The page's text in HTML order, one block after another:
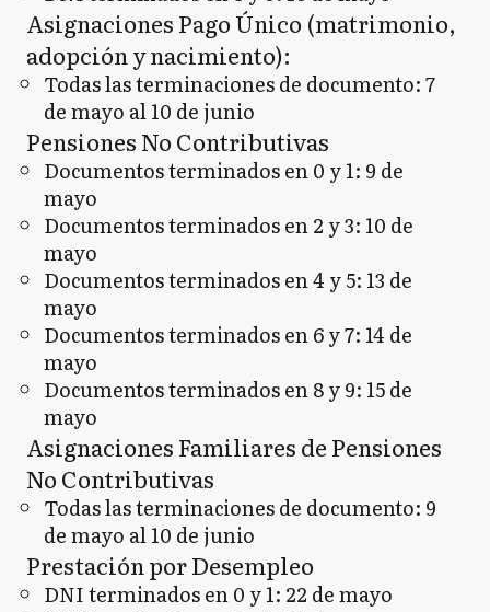
Asignaciones Pago Único (matrimonio,
adopción y nacimiento):
Todas las terminaciones de documento: 7
de mayo al 10 de junio
Pensiones No Contributivas
Documentos terminados en 0 y 1: 9 de
mayo
Documentos terminados en 2 y 3: 10 de
mayo
Documentos terminados en 4 y 5: 13 de
mayo
Documentos terminados en 6 y 7: 14 de
mayo
Documentos terminados en 8 y 9: 15 de
mayo
Asignaciones Familiares de Pensiones
No Contributivas
Todas las terminaciones de documento: 9
de mayo al 10 de junio
Prestación por Desempleo
DNI terminados en 0 y 1: 22 de mayo